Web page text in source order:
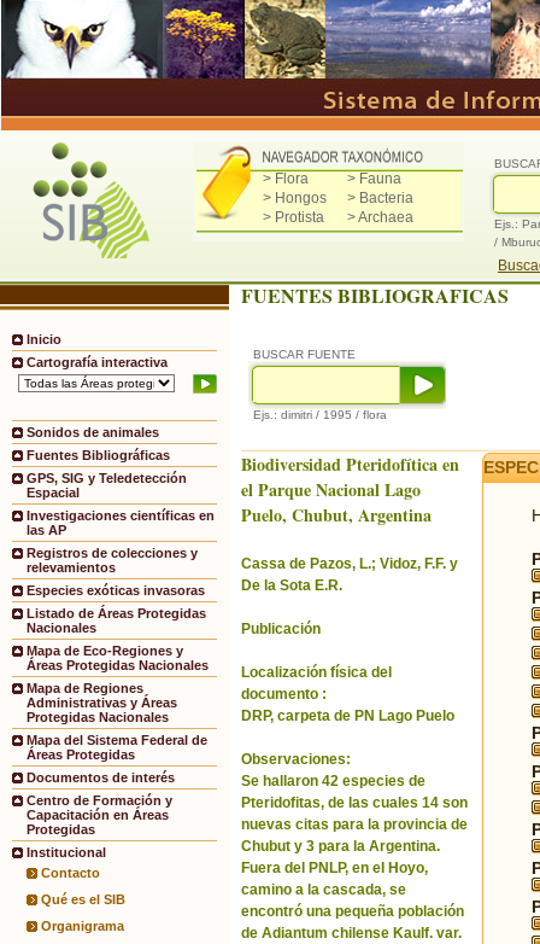
> Flora
> Fauna
> Hongos
> Bacteria
> Protista
> Archaea
Ejs.:
/
Inicio
Cartografía interactiva
Sonidos de animales
Fuentes Bibliográficas
GPS, SIG y Teledetección
Espacial
Investigaciones científicas en
las AP
Registros de colecciones y
relevamientos
Especies exóticas invasoras
Listado de Áreas Protegidas
Nacionales
Mapa de Eco-Regiones y
Áreas Protegidas Nacionales
Mapa de Regiones
Administrativas y Áreas
Protegidas Nacionales
Mapa del Sistema Federal de
Áreas Protegidas
Documentos de interés
Centro de Formación y
Capacitación en Áreas
Protegidas
Institucional
Contacto
Qué es el SIB
Organigrama
FUENTES BIBLIOGRAFICAS
BUSCAR FUENTE
Ejs.: dimitri / 1995 / flora
Biodiversidad Pteridofítica en
el Parque Nacional Lago
Puelo, Chubut, Argentina
Cassa de Pazos, L.; Vidoz, F.F. y
De la Sota E.R.
Publicación
Localización física del
documento :
DRP, carpeta de PN Lago Puelo
Observaciones:
Se hallaron 42 especies de
Pteridofitas, de las cuales 14 son
nuevas citas para la provincia de
Chubut y 3 para la Argentina.
Fuera del PNLP, en el Hoyo,
camino a la cascada, se
encontró una pequeña población
de Adiantum chilense Kaulf. var.